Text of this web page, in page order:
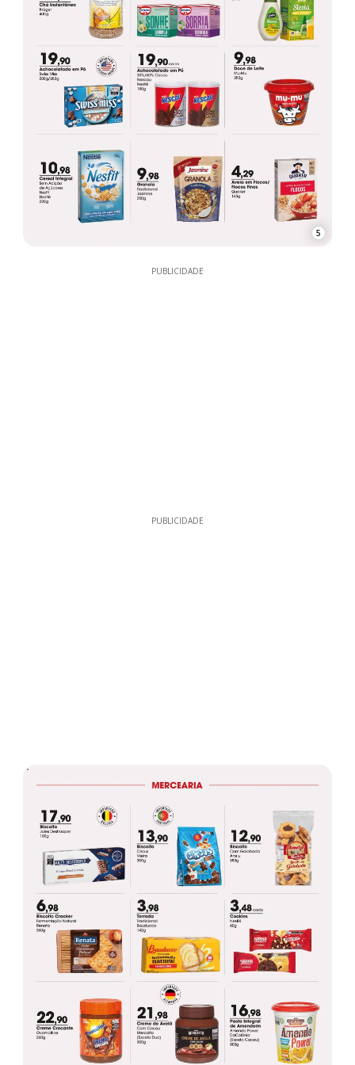
5
PUBLICIDADE
PUBLICIDADE